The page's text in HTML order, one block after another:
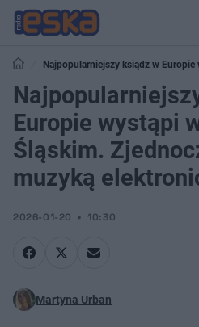
Najpopularniejszy ksiądz w Europie
ludzi muzyką elektroniczną
Europie wystąpi
Śląskim.
muzyką
2026-01-20 10:30
Martyna Urban